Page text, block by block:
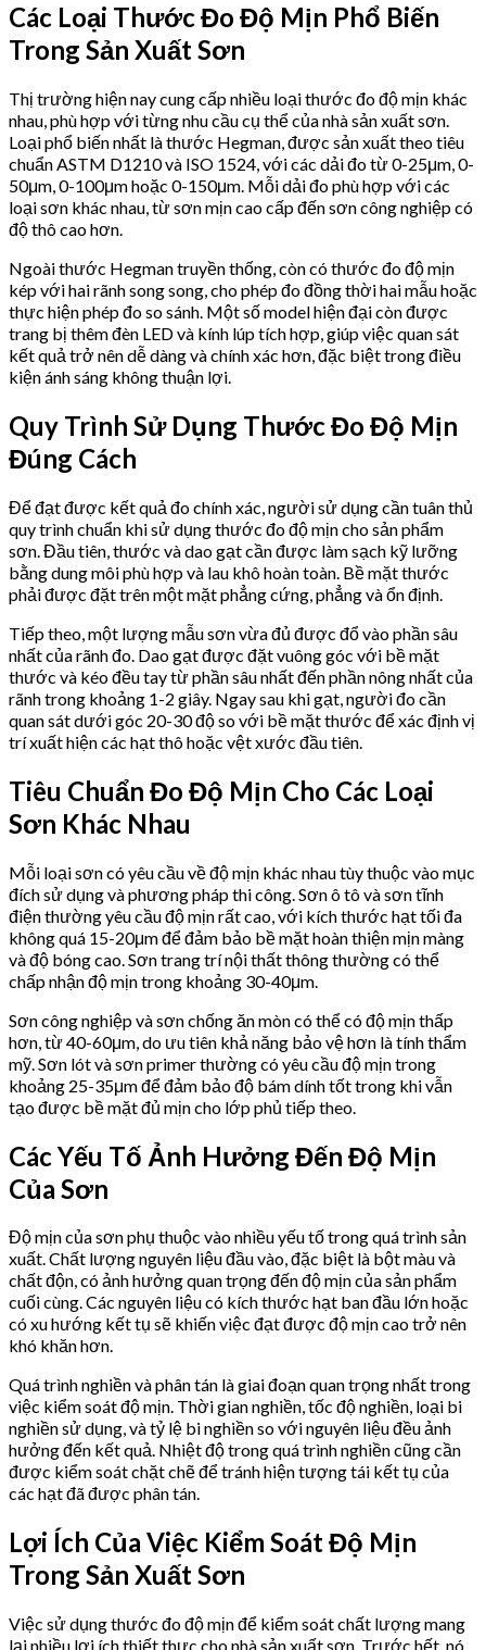
Các Loại Thước Đo Độ Mịn Phổ Biến
Trong Sản Xuất Sơn
Thị trường hiện nay cung cấp nhiều loại thước đo độ mịn khác
nhau, phù hợp với từng nhu cầu cụ thể của nhà sản xuất sơn.
Loại phổ biến nhất là thước Hegman, được sản xuất theo tiêu
chuẩn ASTM D1210 và ISO 1524, với các dải đo từ 0-25μm, 0-
50μm, 0-100μm hoặc 0-150μm. Mỗi dải đo phù hợp với các
loại sơn khác nhau, từ sơn mịn cao cấp đến sơn công nghiệp có
độ thô cao hơn.
Ngoài thước Hegman truyền thống, còn có thước đo độ mịn
kép với hai rãnh song song, cho phép đo đồng thời hai mẫu hoặc
thực hiện phép đo so sánh. Một số model hiện đại còn được
trang bị thêm đèn LED và kính lúp tích hợp, giúp việc quan sát
kết quả trở nên dễ dàng và chính xác hơn, đặc biệt trong điều
kiện ánh sáng không thuận lợi.
Quy Trình Sử Dụng Thước Đo Độ Mịn
Đúng Cách
Để đạt được kết quả đo chính xác, người sử dụng cần tuân thủ
quy trình chuẩn khi sử dụng thước đo độ mịn cho sản phẩm
sơn. Đầu tiên, thước và dao gạt cần được làm sạch kỹ lưỡng
bằng dung môi phù hợp và lau khô hoàn toàn. Bề mặt thước
phải được đặt trên một mặt phẳng cứng, phẳng và ổn định.
Tiếp theo, một lượng mẫu sơn vừa đủ được đổ vào phần sâu
nhất của rãnh đo. Dao gạt được đặt vuông góc với bề mặt
thước và kéo đều tay từ phần sâu nhất đến phần nông nhất của
rãnh trong khoảng 1-2 giây. Ngay sau khi gạt, người đo cần
quan sát dưới góc 20-30 độ so với bề mặt thước để xác định vị
trí xuất hiện các hạt thô hoặc vệt xước đầu tiên.
Tiêu Chuẩn Đo Độ Mịn Cho Các Loại
Sơn Khác Nhau
Mỗi loại sơn có yêu cầu về độ mịn khác nhau tùy thuộc vào mục
đích sử dụng và phương pháp thi công. Sơn ô tô và sơn tĩnh
điện thường yêu cầu độ mịn rất cao, với kích thước hạt tối đa
không quá 15-20μm để đảm bảo bề mặt hoàn thiện mịn màng
và độ bóng cao. Sơn trang trí nội thất thông thường có thể
chấp nhận độ mịn trong khoảng 30-40μm.
Sơn công nghiệp và sơn chống ăn mòn có thể có độ mịn thấp
hơn, từ 40-60μm, do ưu tiên khả năng bảo vệ hơn là tính thẩm
mỹ. Sơn lót và sơn primer thường có yêu cầu độ mịn trong
khoảng 25-35μm để đảm bảo độ bám dính tốt trong khi vẫn
tạo được bề mặt đủ mịn cho lớp phủ tiếp theo.
Các Yếu Tố Ảnh Hưởng Đến Độ Mịn
Của Sơn
Độ mịn của sơn phụ thuộc vào nhiều yếu tố trong quá trình sản
xuất. Chất lượng nguyên liệu đầu vào, đặc biệt là bột màu và
chất độn, có ảnh hưởng quan trọng đến độ mịn của sản phẩm
cuối cùng. Các nguyên liệu có kích thước hạt ban đầu lớn hoặc
có xu hướng kết tụ sẽ khiến việc đạt được độ mịn cao trở nên
khó khăn hơn.
Quá trình nghiền và phân tán là giai đoạn quan trọng nhất trong
việc kiểm soát độ mịn. Thời gian nghiền, tốc độ nghiền, loại bi
nghiền sử dụng, và tỷ lệ bi nghiền so với nguyên liệu đều ảnh
hưởng đến kết quả. Nhiệt độ trong quá trình nghiền cũng cần
được kiểm soát chặt chẽ để tránh hiện tượng tái kết tụ của
các hạt đã được phân tán.
Lợi Ích Của Việc Kiểm Soát Độ Mịn
Trong Sản Xuất Sơn
Việc sử dụng thước đo độ mịn để kiểm soát chất lượng mang
lại nhiều lợi ích thiết thực cho nhà sản xuất sơn. Trước hết, nó